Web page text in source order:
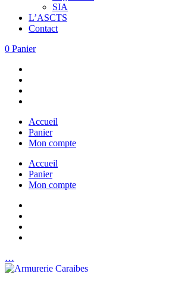
SIA
L’ASCTS
Contact
0 Panier
Accueil
Panier
Mon compte
Accueil
Panier
Mon compte
…